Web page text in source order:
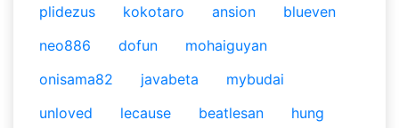
plidezus
kokotaro ansion
blueven
neo886
dofun
mohaiguyan
onisama82
javabeta
mybudai
unloved
lecause beatlesan hung